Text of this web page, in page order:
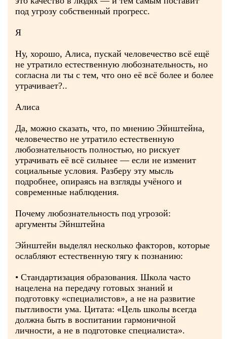
под угрозу собственный прогресс.
Я
Ну, хорошо, Алиса, пускай человечество всё ещё
не утратило естественную любознательность, но
согласна ли ты с тем, что оно её всё более и более
утрачивает?..
Алиса
Да, можно сказать, что, по мнению Эйнштейна,
человечество не утратило естественную
любознательность полностью, но рискует
утрачивать её всё сильнее — если не изменит
социальные условия. Разберу эту мысль
подробнее, опираясь на взгляды учёного и
современные наблюдения.
Почему любознательность под угрозой:
аргументы Эйнштейна
Эйнштейн выделял несколько факторов, которые
ослабляют естественную тягу к познанию:
• Стандартизация образования. Школа часто
нацелена на передачу готовых знаний и
подготовку «специалистов», а не на развитие
пытливости ума. Цитата: «Цель школы всегда
должна быть в воспитании гармоничной
личности, а не в подготовке специалиста».